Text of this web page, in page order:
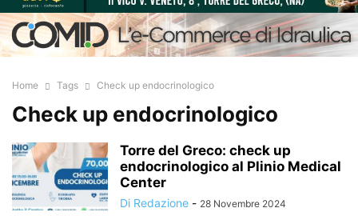
Home Tags Check up endocrinologico
Check up endocrinologico
Torre del Greco: check up
endocrinologico al Plinio Medical
Center
Di Redazione - 28 Novembre 2024